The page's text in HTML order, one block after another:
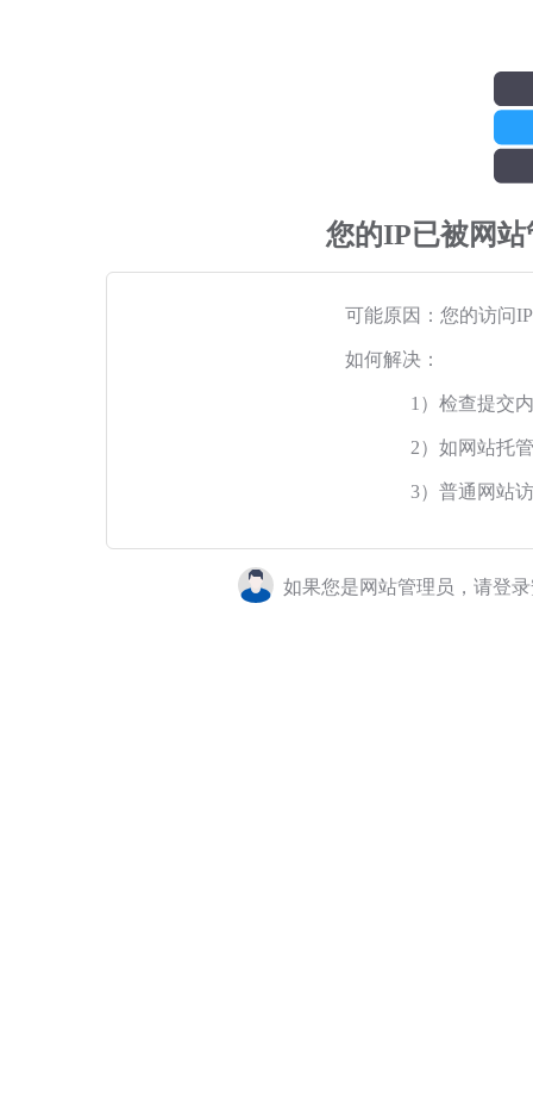
您的IP已被网
可能原因：您的访问
如何解决：
1）检查提交
2）如网站托
3）普通网站
如果您是网站管理员，请登